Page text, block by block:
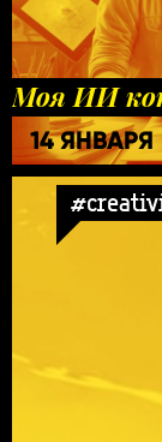
Моя ИИ
14 ЯНВАРЯ